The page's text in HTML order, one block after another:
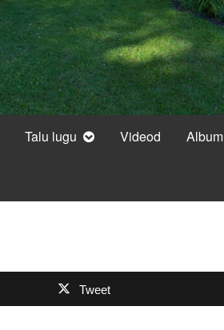
Talu lugu Videod Album
Tweet